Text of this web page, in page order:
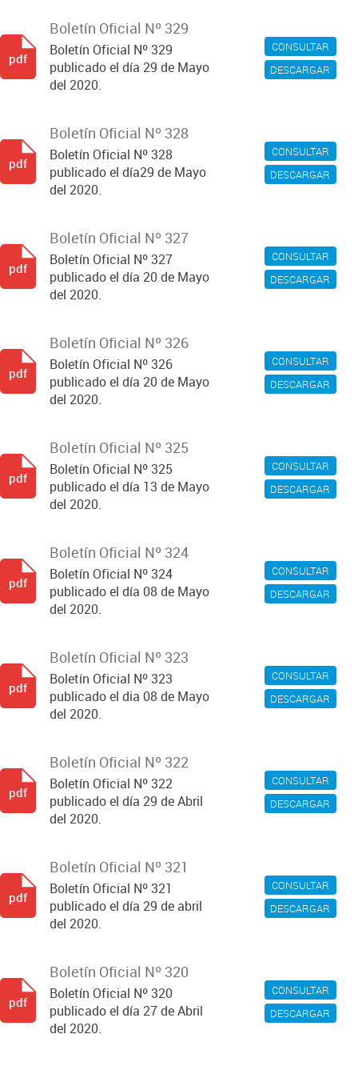
CONSULTAR
DESCARGAR
Boletín Oficial Nº 329
Boletín Oficial Nº 329
publicado el día 29 de Mayo
del 2020.
pdf
CONSULTAR
DESCARGAR
Boletín Oficial Nº 328
Boletín Oficial Nº 328
publicado el día29 de Mayo
del 2020.
pdf
CONSULTAR
DESCARGAR
Boletín Oficial Nº 327
Boletín Oficial Nº 327
publicado el día 20 de Mayo
del 2020.
pdf
CONSULTAR
DESCARGAR
Boletín Oficial Nº 326
Boletín Oficial Nº 326
publicado el día 20 de Mayo
del 2020.
pdf
CONSULTAR
DESCARGAR
Boletín Oficial Nº 325
Boletín Oficial Nº 325
publicado el día 13 de Mayo
del 2020.
pdf
CONSULTAR
DESCARGAR
Boletín Oficial Nº 324
Boletín Oficial Nº 324
publicado el día 08 de Mayo
del 2020.
pdf
CONSULTAR
DESCARGAR
Boletín Oficial Nº 323
Boletín Oficial Nº 323
publicado el dia 08 de Mayo
del 2020.
pdf
CONSULTAR
DESCARGAR
Boletín Oficial Nº 322
Boletín Oficial Nº 322
publicado el día 29 de Abril
del 2020.
pdf
CONSULTAR
DESCARGAR
Boletín Oficial Nº 321
Boletín Oficial Nº 321
publicado el día 29 de abril
del 2020.
pdf
CONSULTAR
DESCARGAR
Boletín Oficial Nº 320
Boletín Oficial Nº 320
publicado el día 27 de Abril
del 2020.
pdf